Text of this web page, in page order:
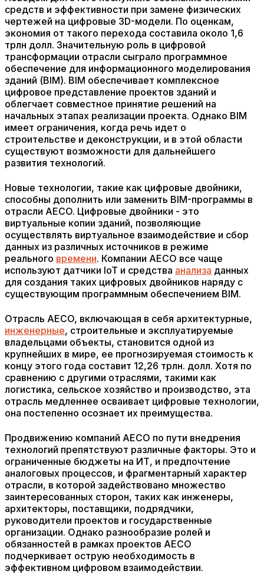
средств и эффективности при замене физических
чертежей на цифровые 3D-модели. По оценкам,
экономия от такого перехода составила около 1,6
трлн долл. Значительную роль в цифровой
трансформации отрасли сыграло программное
обеспечение для информационного моделирования
зданий (BIM). BIM обеспечивает комплексное
цифровое представление проектов зданий и
облегчает совместное принятие решений на
начальных этапах реализации проекта. Однако BIM
имеет ограничения, когда речь идет о
строительстве и деконструкции, и в этой области
существуют возможности для дальнейшего
развития технологий.
Новые технологии, такие как цифровые двойники,
способны дополнить или заменить BIM-программы в
отрасли AECO. Цифровые двойники - это
виртуальные копии зданий, позволяющие
осуществлять виртуальное взаимодействие и сбор
данных из различных источников в режиме
реального времени. Компании AECO все чаще
используют датчики IoT и средства анализа данных
для создания таких цифровых двойников наряду с
существующим программным обеспечением BIM.
Отрасль AECO, включающая в себя архитектурные,
инженерные, строительные и эксплуатируемые
владельцами объекты, становится одной из
крупнейших в мире, ее прогнозируемая стоимость к
концу этого года составит 12,26 трлн. долл. Хотя по
сравнению с другими отраслями, такими как
логистика, сельское хозяйство и производство, эта
отрасль медленнее осваивает цифровые технологии,
она постепенно осознает их преимущества.
Продвижению компаний AECO по пути внедрения
технологий препятствуют различные факторы. Это и
ограниченные бюджеты на ИТ, и предпочтение
аналоговых процессов, и фрагментарный характер
отрасли, в которой задействовано множество
заинтересованных сторон, таких как инженеры,
архитекторы, поставщики, подрядчики,
руководители проектов и государственные
организации. Однако разнообразие ролей и
обязанностей в рамках проектов AECO
подчеркивает острую необходимость в
эффективном цифровом взаимодействии.